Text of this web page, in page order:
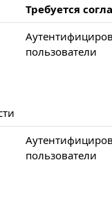
Требуется
пользователи
пользователи